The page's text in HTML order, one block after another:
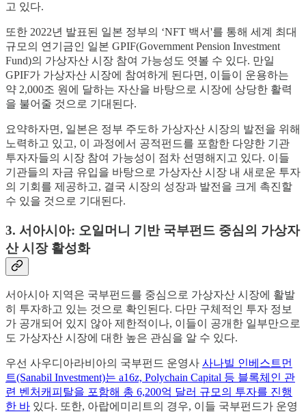
고 있다.
또한 2022년 발표된 일본 정부의 ‘NFT 백서'를 통해 세계 최대
규모의 연기금인 일본 GPIF(Government Pension Investment
Fund)의 가상자산 시장 참여 가능성도 엿볼 수 있다. 만일
GPIF가 가상자산 시장에 참여하게 된다면, 이들이 운용하는
약 2,000조 원에 달하는 자산을 바탕으로 시장에 상당한 활력
을 불어줄 것으로 기대된다.
요약하자면, 일본은 정부 주도하 가상자산 시장의 발전을 위해
노력하고 있고, 이 과정에서 공적펀드를 포함한 다양한 기관
투자자들의 시장 참여 가능성이 점차 선명해지고 있다. 이들
기관들의 자금 유입을 바탕으로 가상자산 시장 내 새로운 투자
의 기회를 제공하고, 결국 시장의 성장과 발전을 크게 촉진할
수 있을 것으로 기대된다.
3. 서아시아: 오일머니 기반 국부펀드 중심의 가상자
산 시장 활성화
서아시아 지역은 국부펀드를 중심으로 가상자산 시장에 활발
히 투자하고 있는 것으로 확인된다. 다만 구체적인 투자 정보
가 공개되어 있지 않아 제한적이나, 이들이 공개한 일부만으로
도 가상자산 시장에 대한 높은 관심을 알 수 있다.
우선 사우디아라비아의 국부펀드 운영사 사나빌 인베스트먼
트(Sanabil Investment)는 a16z, Polychain Capital 등 블록체인 관
련 벤처캐피탈을 포함해 총 6,200억 달러 규모의 투자를 진행
한 바 있다. 또한, 아랍에미리트의 경우, 이들 국부펀드가 운영